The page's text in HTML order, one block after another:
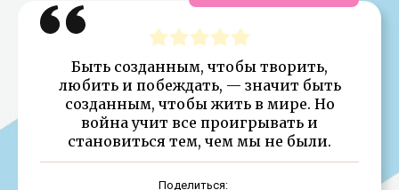
Быть созданным, чтобы творить,
любить и побеждать, — значит быть
созданным, чтобы жить в мире. Но
война учит все проигрывать и
становиться тем, чем мы не были.
Поделиться: